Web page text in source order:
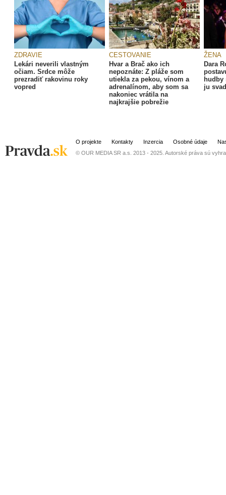
ZDRAVIE
Lekári neverili vlastným
očiam. Srdce môže
prezradiť rakovinu roky
vopred
CESTOVANIE
Hvar a Brač ako ich
nepoznáte: Z pláže som
utiekla za pekou, vínom a
adrenalínom, aby som sa
nakoniec vrátila na
najkrajšie pobrežie
ŽENA
Dara
hudby
ju
O projekte Kontakty Inzercia Osobné údaje
© OUR MEDIA SR a.s. 2013 - 2025. Autorské práva sú